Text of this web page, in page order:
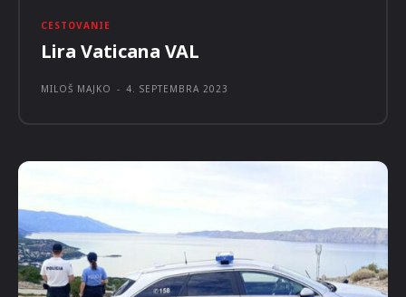
CESTOVANIE
Lira Vaticana VAL
MILOŠ MAJKO - 4. SEPTEMBRA 2023